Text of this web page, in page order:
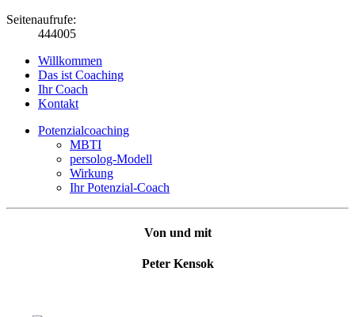
Seitenaufrufe:
444005
Willkommen
Das ist Coaching
Ihr Coach
Kontakt
Potenzialcoaching
MBTI
persolog-Modell
Wirkung
Ihr Potenzial-Coach
Von und mit
Peter Kensok